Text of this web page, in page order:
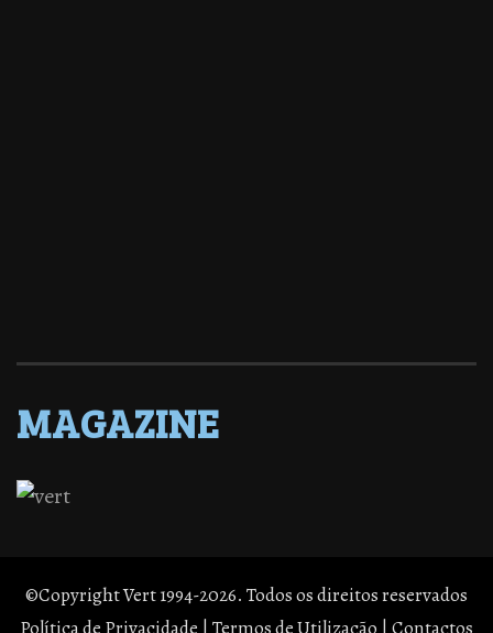
MAGAZINE
©Copyright Vert 1994-2026. Todos os direitos reservados